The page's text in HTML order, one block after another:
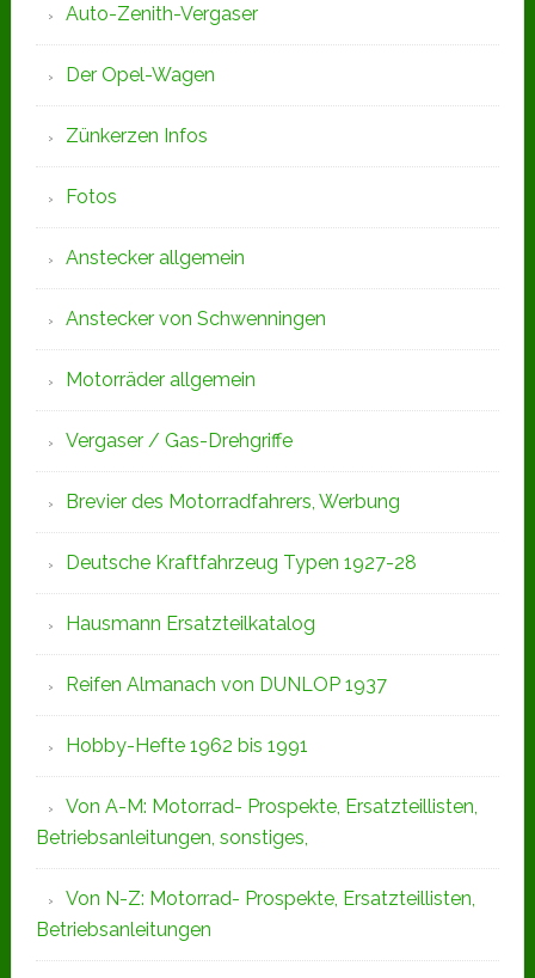
Auto-Zenith-Vergaser
Der Opel-Wagen
Zünkerzen Infos
Fotos
Anstecker allgemein
Anstecker von Schwenningen
Motorräder allgemein
Vergaser / Gas-Drehgriffe
Brevier des Motorradfahrers, Werbung
Deutsche Kraftfahrzeug Typen 1927-28
Hausmann Ersatzteilkatalog
Reifen Almanach von DUNLOP 1937
Hobby-Hefte 1962 bis 1991
Von A-M: Motorrad- Prospekte, Ersatzteillisten,
Betriebsanleitungen, sonstiges,
Von N-Z: Motorrad- Prospekte, Ersatzteillisten,
Betriebsanleitungen